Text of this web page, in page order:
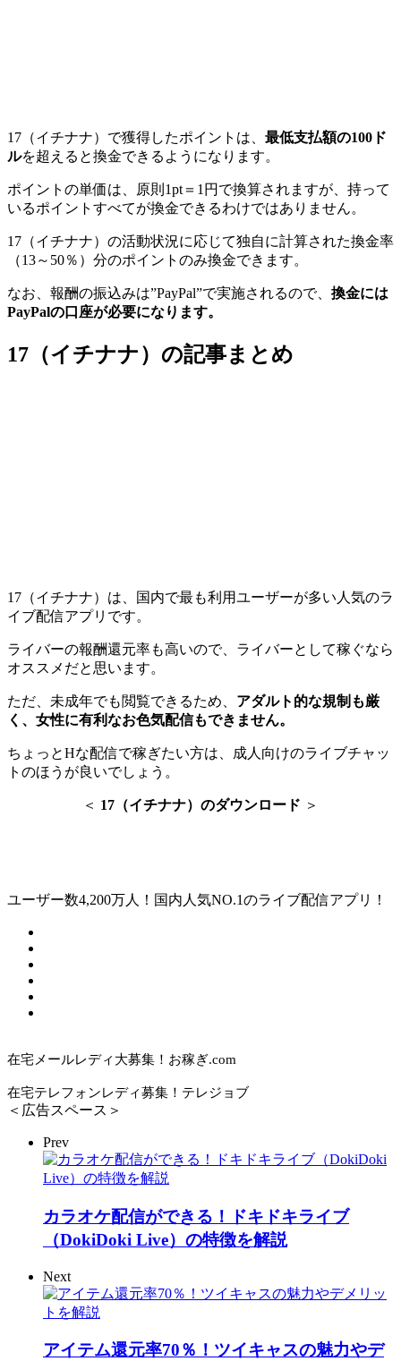
17（イチナナ）で獲得したポイントは、 最低支払額の100ド
ルを超えると換金できるようになります。
ポイントの単価は、原則1pt＝1円で換算されますが、持って
いるポイントすべてが換金できるわけではありません。
17（イチナナ）の活動状況に応じて独自に計算された換金率
（13～50％）分のポイントのみ換金できます。
なお、報酬の振込みは”PayPal”で実施されるので、 換金には
PayPalの口座が必要になります。
17（イチナナ）の記事まとめ
17（イチナナ）は、国内で最も利用ユーザーが多い人気のラ
イブ配信アプリです。
ライバーの報酬還元率も高いので、ライバーとして稼ぐなら
オススメだと思います。
ただ、未成年でも閲覧できるため、 アダルト的な規制も厳
く、女性に有利なお色気配信もできません。
ちょっとHな配信で稼ぎたい方は、成人向けのライブチャッ
トのほうが良いでしょう。
＜ 17（イチナナ）のダウンロード ＞
ユーザー数4,200万人！国内人気NO.1のライブ配信アプリ！
在宅メールレディ大募集！お稼ぎ.com
在宅テレフォンレディ募集！テレジョブ
＜広告スペース＞
Prev
カラオケ配信ができる！ドキドキライブ
（DokiDoki Live）の特徴を解説
Next
アイテム還元率70％！ツイキャスの魅力やデ